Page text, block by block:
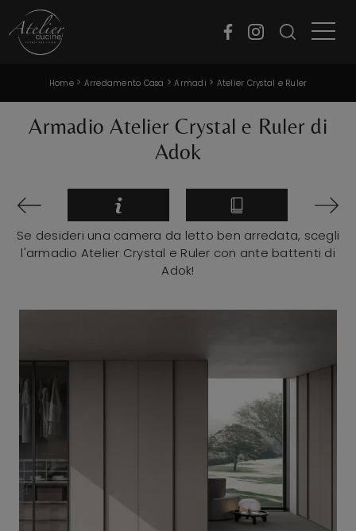
Home> Arredamento Casa >Armadi > Atelier Crystal e Ruler
Armadio Atelier Crystal e Ruler di
Adok
Se desideri una camera da letto ben arredata, scegli
l'armadio Atelier Crystal e Ruler con ante battenti di
Adok!